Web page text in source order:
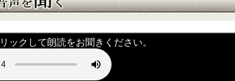
ックして朗読をお聞きください。